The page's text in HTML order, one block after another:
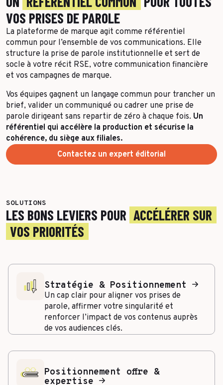
Toutes les success stories
VOS PRISES DE PAROLE
La plateforme de marque agit comme référentiel
commun pour l’ensemble de vos communications. Elle
structure la prise de parole institutionnelle et sert de
socle à votre récit RSE, votre communication financière
et vos campagnes de marque.
Vos équipes gagnent un langage commun pour trancher un
brief, valider un communiqué ou cadrer une prise de
parole dirigeant sans repartir de zéro à chaque fois. Un
référentiel qui accélère la production et sécurise la
cohérence, du siège aux filiales.
Contactez un expert éditorial
SOLUTIONS
LES BONS LEVIERS POUR ACCÉLÉRER SUR
VOS PRIORITÉS
Stratégie & Positionnement
Un cap clair pour aligner vos prises de
parole, affirmer votre singularité et
renforcer l’impact de vos contenus auprès
de vos audiences clés.
Positionnement offre &
expertise